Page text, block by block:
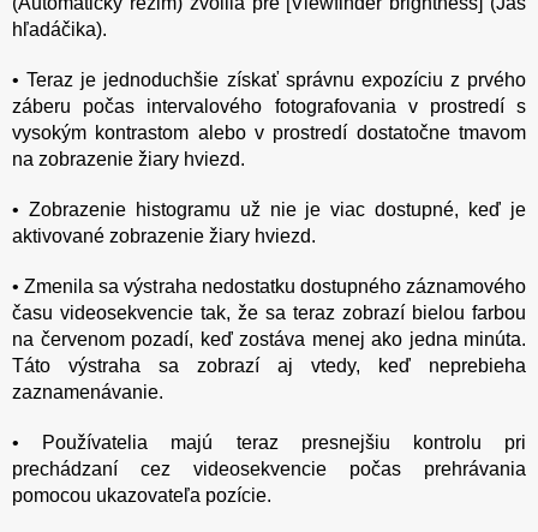
hľadáčika).
• Teraz je jednoduchšie získať správnu expozíciu z prvého
záberu počas intervalového fotografovania v prostredí s
vysokým kontrastom alebo v prostredí dostatočne tmavom
na zobrazenie žiary hviezd.
• Zobrazenie histogramu už nie je viac dostupné, keď je
aktivované zobrazenie žiary hviezd.
• Zmenila sa výstraha nedostatku dostupného záznamového
času videosekvencie tak, že sa teraz zobrazí bielou farbou
na červenom pozadí, keď zostáva menej ako jedna minúta.
Táto výstraha sa zobrazí aj vtedy, keď neprebieha
zaznamenávanie.
• Používatelia majú teraz presnejšiu kontrolu pri
prechádzaní cez videosekvencie počas prehrávania
pomocou ukazovateľa pozície.